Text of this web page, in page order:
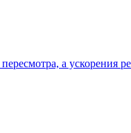
а ускорения